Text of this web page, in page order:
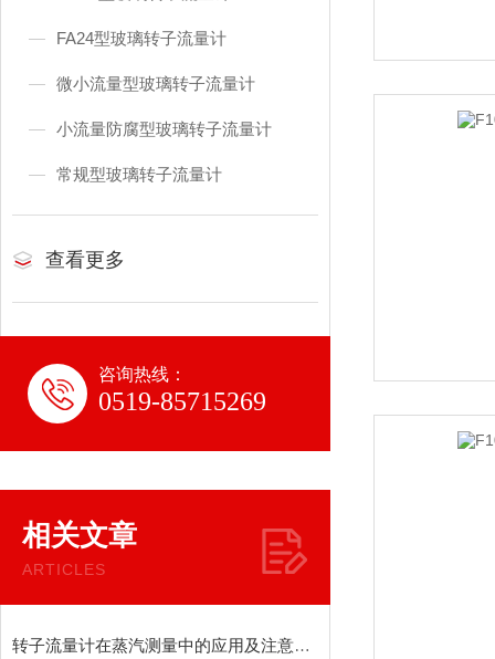
FA24型玻璃转子流量计
微小流量型玻璃转子流量计
小流量防腐型玻璃转子流量计
常规型玻璃转子流量计
查看更多
咨询热线：
0519-85715269
相关文章
ARTICLES
转子流量计在蒸汽测量中的应用及注意事项